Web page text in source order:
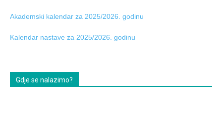
Akademski kalendar za 2025/2026. godinu
Kalendar nastave za 2025/2026. godinu
Gdje se nalazimo?